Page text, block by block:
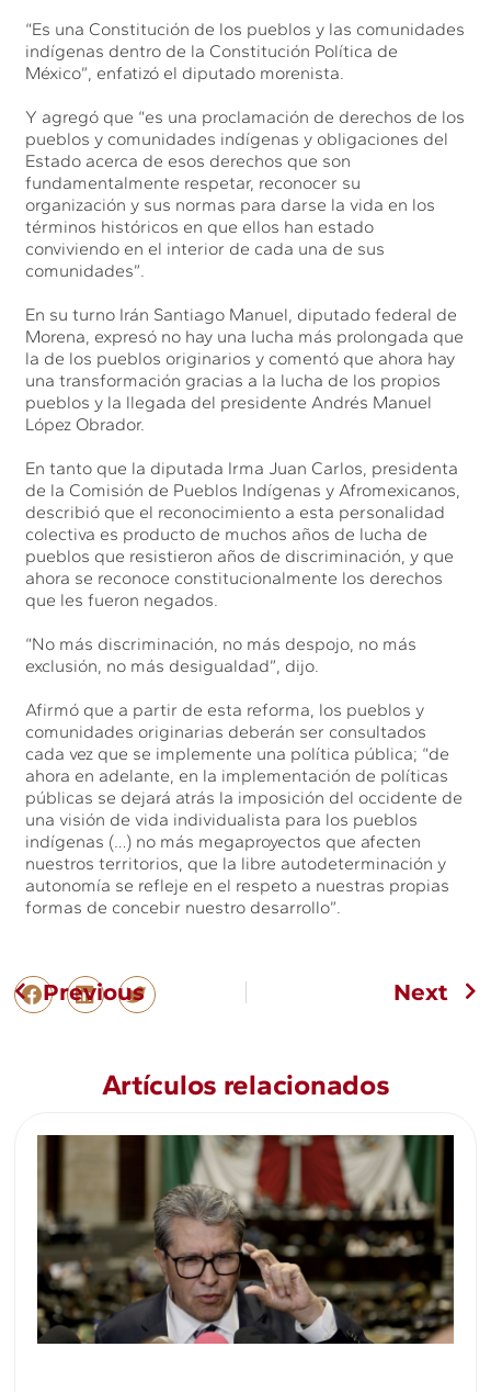
“Es una Constitución de los pueblos y las comunidades
indígenas dentro de la Constitución Política de
México”, enfatizó el diputado morenista.
Y agregó que “es una proclamación de derechos de los
pueblos y comunidades indígenas y obligaciones del
Estado acerca de esos derechos que son
fundamentalmente respetar, reconocer su
organización y sus normas para darse la vida en los
términos históricos en que ellos han estado
conviviendo en el interior de cada una de sus
comunidades”.
En su turno Irán Santiago Manuel, diputado federal de
Morena, expresó no hay una lucha más prolongada que
la de los pueblos originarios y comentó que ahora hay
una transformación gracias a la lucha de los propios
pueblos y la llegada del presidente Andrés Manuel
López Obrador.
En tanto que la diputada Irma Juan Carlos, presidenta
de la Comisión de Pueblos Indígenas y Afromexicanos,
describió que el reconocimiento a esta personalidad
colectiva es producto de muchos años de lucha de
pueblos que resistieron años de discriminación, y que
ahora se reconoce constitucionalmente los derechos
que les fueron negados.
“No más discriminación, no más despojo, no más
exclusión, no más desigualdad”, dijo.
Afirmó que a partir de esta reforma, los pueblos y
comunidades originarias deberán ser consultados
cada vez que se implemente una política pública; “de
ahora en adelante, en la implementación de políticas
públicas se dejará atrás la imposición del occidente de
una visión de vida individualista para los pueblos
indígenas (…) no más megaproyectos que afecten
nuestros territorios, que la libre autodeterminación y
autonomía se refleje en el respeto a nuestras propias
formas de concebir nuestro desarrollo”.
Previous Next
Artículos relacionados